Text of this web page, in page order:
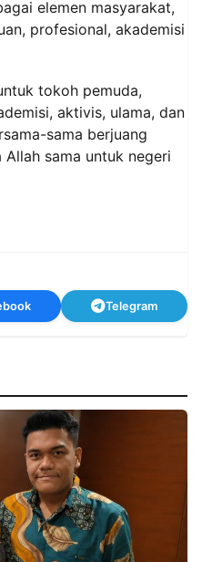
elemen masyarakat,
profesional, akademisi
tokoh pemuda,
aktivis, ulama, dan
sama berjuang
sama untuk negeri
Telegram